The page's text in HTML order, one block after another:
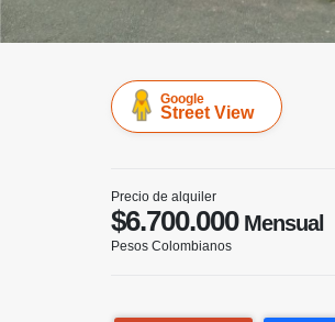
Google
Street View
Precio de alquiler
$6.700.000Mensual
Pesos Colombianos